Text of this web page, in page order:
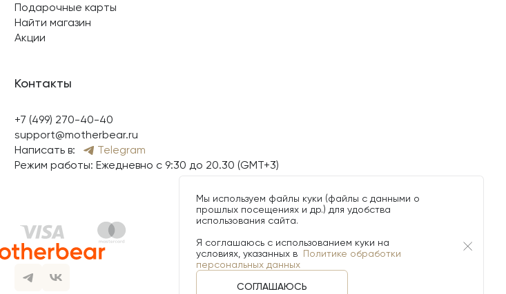
Подарочные карты
Найти магазин
Акции
Контакты
+7 (499) 270-40-40
support@motherbear.ru
Написать в:
Telegram
Режим работы: Ежедневно с 9:30 до 20.30 (GMT+3)
Мы используем файлы куки (файлы с данными о
прошлых посещениях и др.) для удобства
использования сайта.
Я соглашаюсь с использованием куки на
условиях, указанных в Политике обработки
персональных данных
СОГЛАШАЮСЬ